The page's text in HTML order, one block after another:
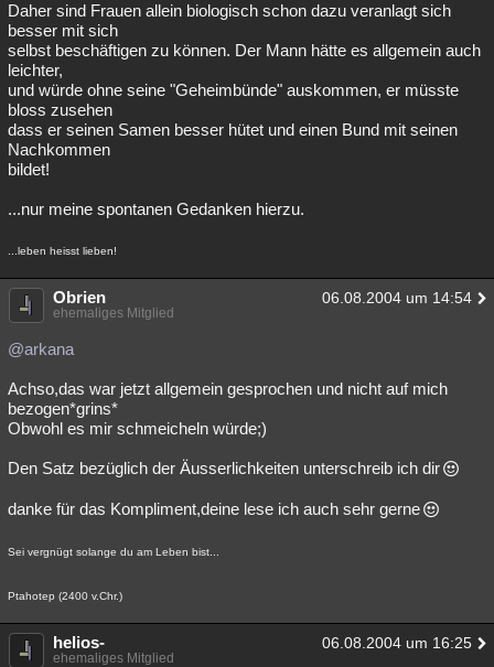
Daher sind Frauen allein biologisch schon dazu veranlagt sich
besser mit sich
selbst beschäftigen zu können. Der Mann hätte es allgemein auch
leichter,
und würde ohne seine "Geheimbünde" auskommen, er müsste
bloss zusehen
dass er seinen Samen besser hütet und einen Bund mit seinen
Nachkommen
bildet!
...nur meine spontanen Gedanken hierzu.
...leben heisst lieben!
Obrien 06.08.2004 um 14:54
ehemaliges Mitglied
@arkana
Achso,das war jetzt allgemein gesprochen und nicht auf mich
bezogen*grins*
Obwohl es mir schmeicheln würde;)
Den Satz bezüglich der Äusserlichkeiten unterschreib ich dir
danke für das Kompliment,deine lese ich auch sehr gerne
Sei vergnügt solange du am Leben bist...
Ptahotep (2400 v.Chr.)
helios- 06.08.2004 um 16:25
ehemaliges Mitglied